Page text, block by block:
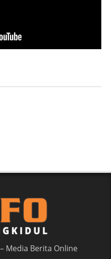
Media Berita Online